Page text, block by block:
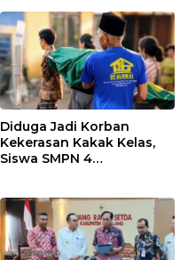
Diduga Jadi Korban
Kekerasan Kakak Kelas,
Siswa SMPN 4